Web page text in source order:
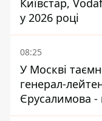
Київстар,
у 2026 році
08:25
У Москві
генерал-
Єрусалимова -
від вибуху в